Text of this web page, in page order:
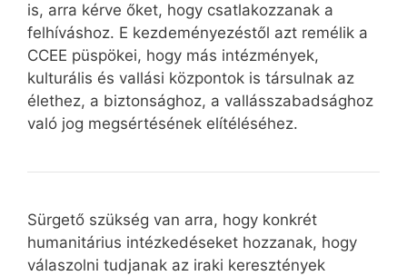
is, arra kérve őket, hogy csatlakozzanak a
felhíváshoz. E kezdeményezéstől azt remélik a
CCEE püspökei, hogy más intézmények,
kulturális és vallási központok is társulnak az
élethez, a biztonsághoz, a vallásszabadsághoz
való jog megsértésének elítéléséhez.
Sürgető szükség van arra, hogy konkrét
humanitárius intézkedéseket hozzanak, hogy
válaszolni tudjanak az iraki keresztények